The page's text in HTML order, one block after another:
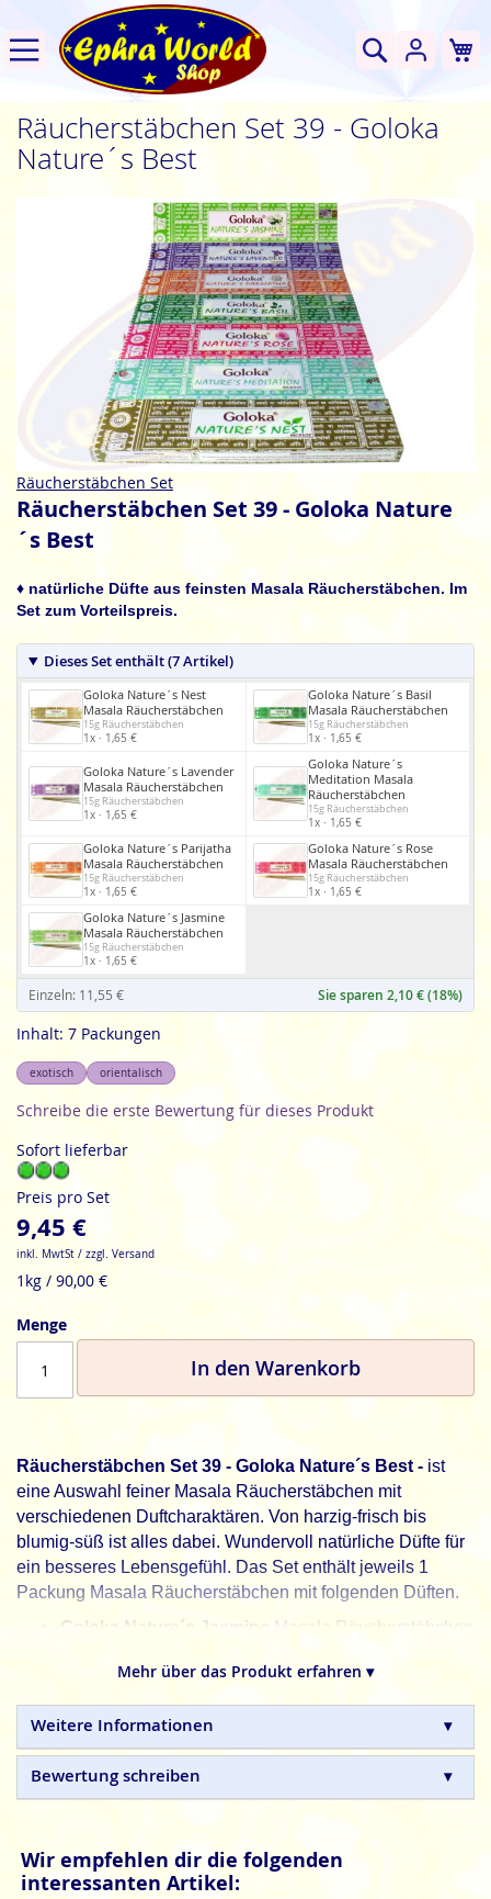
Suche
Räucherstäbchen Set 39 - Goloka
Nature´s Best
Zum
Anfang
Bildgalerie
Räucherstäbchen Set
Räucherstäbchen Set 39 - Goloka Nature
´s Best
♦ natürliche Düfte aus feinsten Masala Räucherstäbchen. Im
Set zum Vorteilspreis.
Dieses Set enthält (7 Artikel)
Goloka Nature´s Nest
Masala Räucherstäbchen
15g Räucherstäbchen
1x · 1,65 €
Goloka Nature´s Basil
Masala Räucherstäbchen
15g Räucherstäbchen
1x · 1,65 €
Goloka Nature´s Lavender
Masala Räucherstäbchen
15g Räucherstäbchen
1x · 1,65 €
Goloka Nature´s
Meditation Masala
Räucherstäbchen
15g Räucherstäbchen
1x · 1,65 €
Goloka Nature´s Parijatha
Masala Räucherstäbchen
15g Räucherstäbchen
1x · 1,65 €
Goloka Nature´s Rose
Masala Räucherstäbchen
15g Räucherstäbchen
1x · 1,65 €
Goloka Nature´s Jasmine
Masala Räucherstäbchen
15g Räucherstäbchen
1x · 1,65 €
Einzeln: 11,55 € Sie sparen 2,10 € (18%)
Inhalt: 7 Packungen
exotisch orientalisch
Schreibe die erste Bewertung für dieses Produkt
Sofort lieferbar
Preis pro Set
9,45 €
inkl. MwtSt / zzgl. Versand
1kg / 90,00 €
Menge
In den Warenkorb
Räucherstäbchen Set 39 - Goloka Nature´s Best - ist
eine Auswahl feiner Masala Räucherstäbchen mit
verschiedenen Duftcharaktären. Von harzig-frisch bis
blumig-süß ist alles dabei. Wundervoll natürliche Düfte für
ein besseres Lebensgefühl. Das Set enthält jeweils 1
Packung Masala Räucherstäbchen mit folgenden Düften.
Goloka Nature´s Jasmine
Masala Räucherstäbchen
Räucherstäbchen - Inhalt 15g
Goloka Nature´s ParijathaMasala
Räucherstäbchen - Inhalt 15g
Goloka Nature´s BasilMasala Räucherstäbchen -
Goloka Nature´s Rose Masala Räucherstäbchen -
Inhalt 15g
Mehr über das Produkt erfahren ▾
Weitere Informationen
Bewertung schreiben
Wir empfehlen dir die folgenden
interessanten Artikel: